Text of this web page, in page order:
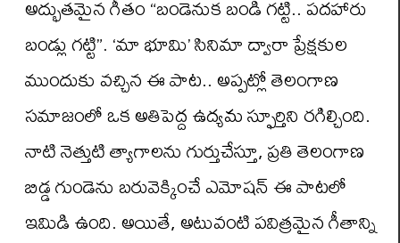
అద్భుతమైన గీతం “బండెనుక బండి గట్టి.. పదహారు
బండ్లు గట్టి”. ‘మా భూమి’ సినిమా ద్వారా ప్రేక్షకుల
ముందుకు వచ్చిన ఈ పాట.. అప్పట్లో తెలంగాణ
సమాజంలో ఒక అతిపెద్ద ఉద్యమ స్ఫూర్తిని రగిల్చింది.
నాటి నెత్తుటి త్యాగాలను గుర్తుచేస్తూ, ప్రతి తెలంగాణ
బిడ్డ గుండెను బరువెక్కించే ఎమోషన్ ఈ పాటలో
ఇమిడి ఉంది. అయితే, అటువంటి పవిత్రమైన గీతాన్ని